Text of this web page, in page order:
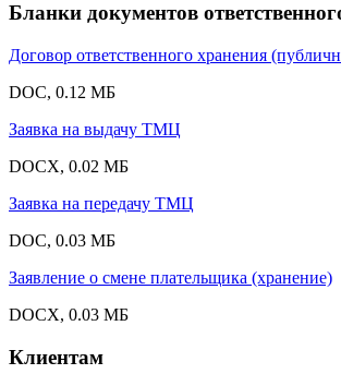
Бланки документов
Договор ответственного хранения
DOC, 0.12 МБ
Заявка на выдачу ТМЦ
DOCX, 0.02 МБ
Заявка на передачу ТМЦ
DOC, 0.03 МБ
Заявление о смене плательщика (хранение)
DOCX, 0.03 МБ
Клиентам